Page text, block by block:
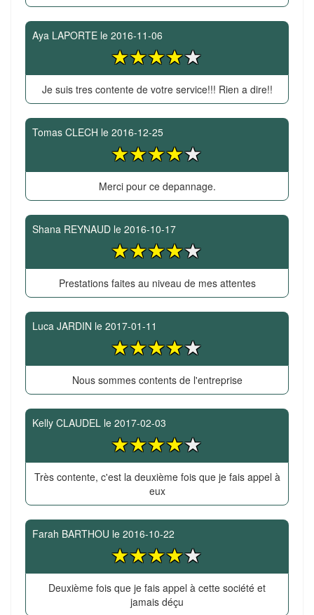
Aya LAPORTE le 2016-11-06
Je suis tres contente de votre service!!! Rien a dire!!
Tomas CLECH le 2016-12-25
Merci pour ce depannage.
Shana REYNAUD le 2016-10-17
Prestations faites au niveau de mes attentes
Luca JARDIN le 2017-01-11
Nous sommes contents de l'entreprise
Kelly CLAUDEL le 2017-02-03
Très contente, c'est la deuxième fois que je fais appel à
eux
Farah BARTHOU le 2016-10-22
Deuxième fois que je fais appel à cette société et
jamais déçu